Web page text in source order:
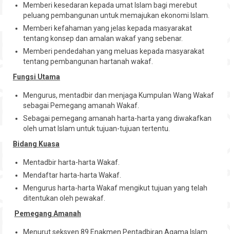
Memberi kesedaran kepada umat Islam bagi merebut
peluang pembangunan untuk memajukan ekonomi Islam.
Memberi kefahaman yang jelas kepada masyarakat
tentang konsep dan amalan wakaf yang sebenar.
Memberi pendedahan yang meluas kepada masyarakat
tentang pembangunan hartanah wakaf.
Fungsi Utama
Mengurus, mentadbir dan menjaga Kumpulan Wang Wakaf
sebagai Pemegang amanah Wakaf.
Sebagai pemegang amanah harta-harta yang diwakafkan
oleh umat Islam untuk tujuan-tujuan tertentu.
Bidang Kuasa
Mentadbir harta-harta Wakaf.
Mendaftar harta-harta Wakaf.
Mengurus harta-harta Wakaf mengikut tujuan yang telah
ditentukan oleh pewakaf.
Pemegang Amanah
Menurut seksyen 89 Enakmen Pentadbiran Agama Islam